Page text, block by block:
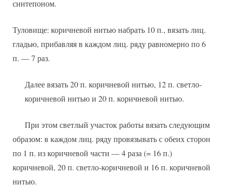
синтепоном.
Туловище: коричневой нитью набрать 10 п., вязать лиц.
гладью, прибавляя в каждом лиц. ряду равномерно по 6
п. — 7 раз.
Далее вязать 20 п. коричневой нитью, 12 п. светло-
коричневой нитью и 20 п. коричневой нитью.
При этом светлый участок работы вязать следующим
образом: в каждом лиц. ряду провязывать с обеих сторон
по 1 п. из коричневой части — 4 раза (= 16 п.)
коричневой, 20 п. светло-коричневой и 16 п. коричневой
нитью.